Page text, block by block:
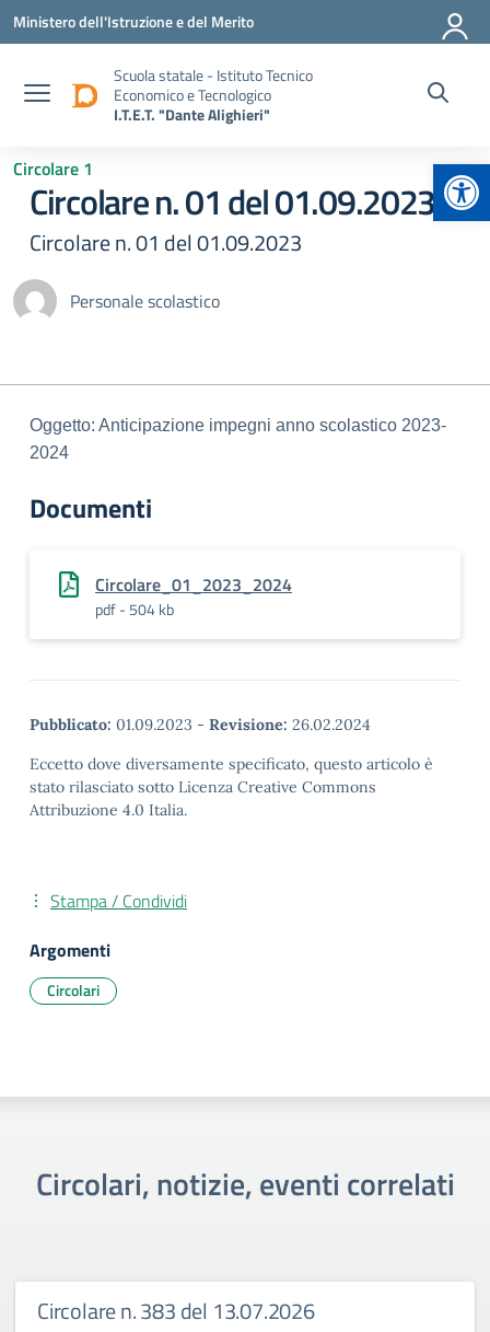
Vai ai contenuti
Vai al menu di navigazione
Vai al footer
Ministero dell'Istruzione e del Merito
Scuola statale - Istituto Tecnico
Economico e Tecnologico
I.T.E.T. "Dante Alighieri"
Circolare 1
Circolare n. 01 del 01.09.2023
Circolare n. 01 del 01.09.2023
Personale scolastico
Oggetto: Anticipazione impegni anno scolastico 2023-
2024
Documenti
Circolare_01_2023_2024
pdf - 504 kb
Pubblicato: 01.09.2023 - Revisione: 26.02.2024
Eccetto dove diversamente specificato, questo articolo è
stato rilasciato sotto Licenza Creative Commons
Attribuzione 4.0 Italia.
Stampa / Condividi
Argomenti
Circolari
Circolari, notizie, eventi correlati
Circolare n. 383 del 13.07.2026